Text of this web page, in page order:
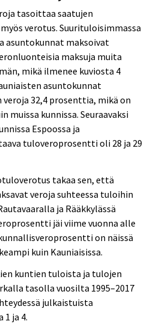
tasoittaa saatujen
verotus. Suurituloisimmassa
asuntokunnat maksoivat
maksuja muita
mikä ilmenee kuviosta 4
asuntokunnat
32,4 prosenttia, mikä on
muissa kunnissa. Seuraavaksi
Espoossa ja
tuloveroprosentti oli 28 ja 29
takaa sen, että
veroja suhteessa tuloihin
ja Rääkkylässä
jäi viime vuonna alle
on näissä
kuin Kauniaisissa.
kuntien tuloista ja tulojen
tasolla vuosilta 1995–2017
julkaistuista
ja 4.